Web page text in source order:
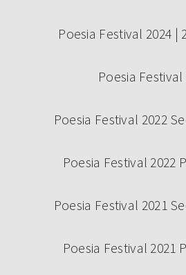
Poesia Festival 2024 |
Poesia Festival
Poesia Festival 2022
Poesia Festival 2022
Poesia Festival 2021
Poesia Festival 2021